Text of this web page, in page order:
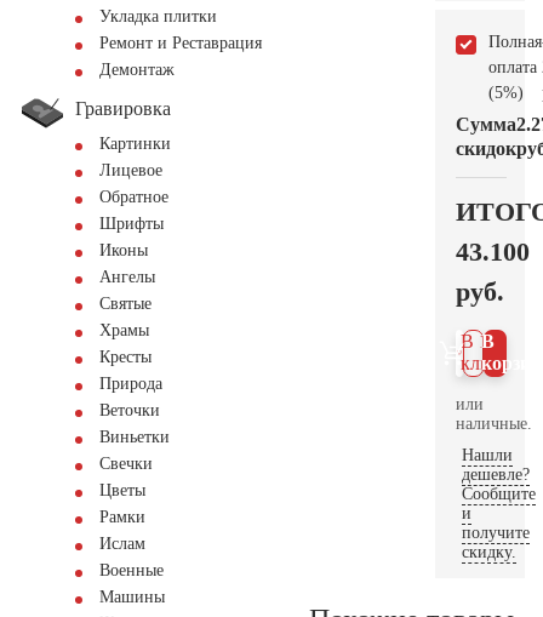
Укладка плитки
Ремонт и Реставрация
Демонтаж
Гравировка
Картинки
Лицевое
Обратное
Шрифты
Иконы
Ангелы
Святые
Храмы
Кресты
Природа
Веточки
Виньетки
Свечки
Цветы
Рамки
Ислам
Военные
Машины
Полная
оплата
(5%)
Сумма
скидок
43.100
руб.
В
В 1
клик
или
наличные.
Нашли
дешевле?
Сообщите
и
получите
скидку.